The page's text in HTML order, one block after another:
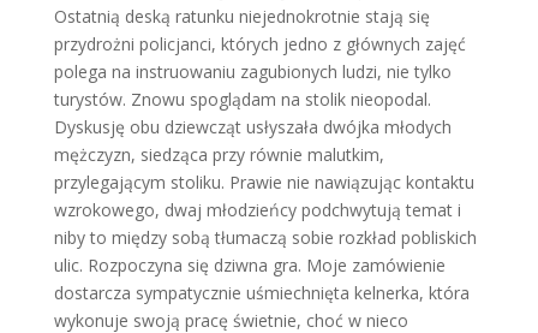
Ostatnią deską ratunku niejednokrotnie stają się
przydrożni policjanci, których jedno z głównych zajęć
polega na instruowaniu zagubionych ludzi, nie tylko
turystów. Znowu spoglądam na stolik nieopodal.
Dyskusję obu dziewcząt usłyszała dwójka młodych
mężczyzn, siedząca przy równie malutkim,
przylegającym stoliku. Prawie nie nawiązując kontaktu
wzrokowego, dwaj młodzieńcy podchwytują temat i
niby to między sobą tłumaczą sobie rozkład pobliskich
ulic. Rozpoczyna się dziwna gra. Moje zamówienie
dostarcza sympatycznie uśmiechnięta kelnerka, która
wykonuje swoją pracę świetnie, choć w nieco